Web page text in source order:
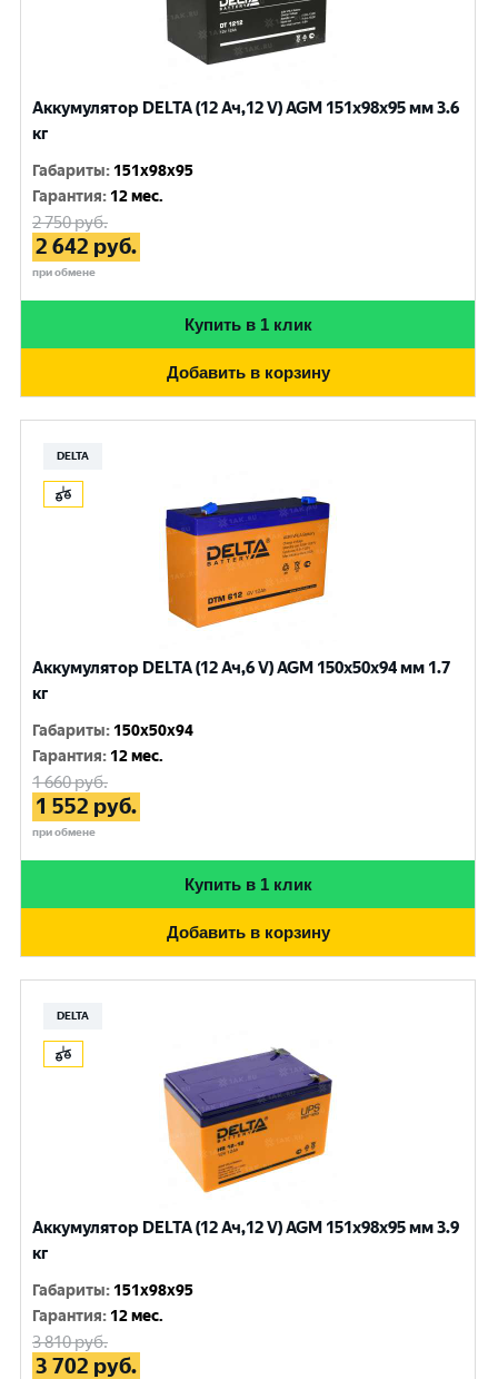
Аккумулятор DELTA (12 Ач,12 V) AGM 151x98x95 мм 3.6
кг
Габариты: 151x98x95
Гарантия: 12 мес.
2 750руб.
2 642 руб.
при обмене
Купить в 1 клик
Добавить в корзину
DELTA
Аккумулятор DELTA (12 Ач,6 V) AGM 150x50x94 мм 1.7
кг
Габариты: 150x50x94
Гарантия: 12 мес.
1 660руб.
1 552 руб.
при обмене
Купить в 1 клик
Добавить в корзину
DELTA
Аккумулятор DELTA (12 Ач,12 V) AGM 151x98x95 мм 3.9
кг
Габариты: 151x98x95
Гарантия: 12 мес.
3 810руб.
3 702 руб.